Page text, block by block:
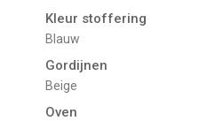
Kleur stoffering
Blauw
Gordijnen
beige
Oven